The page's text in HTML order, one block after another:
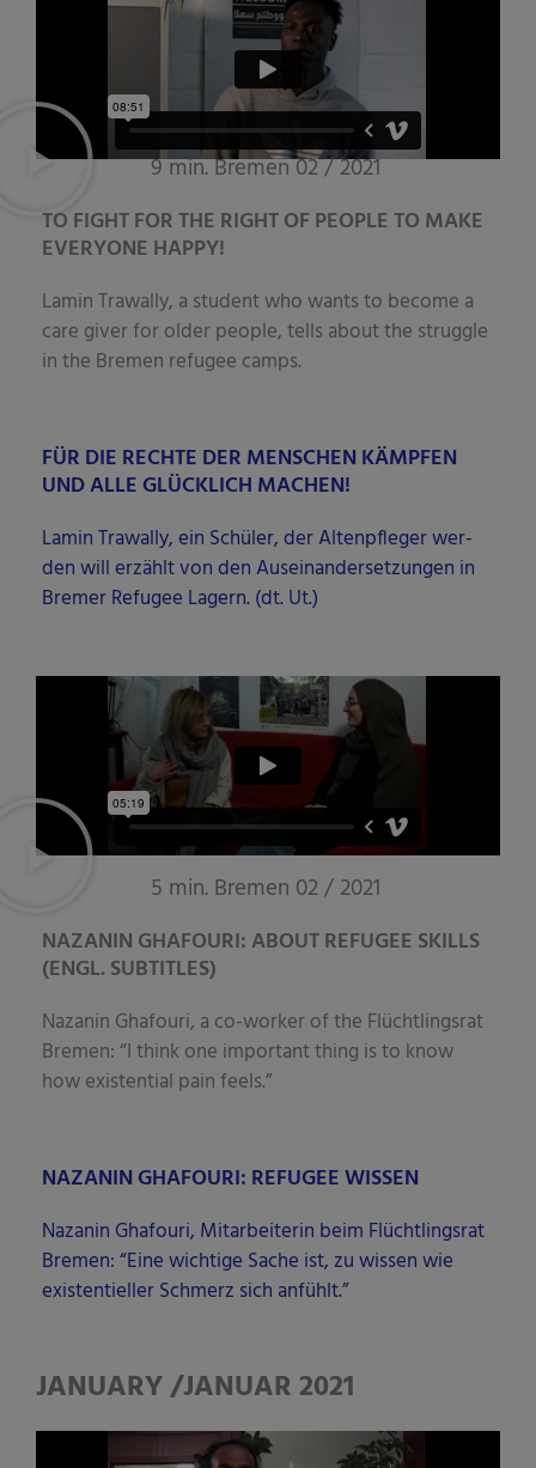
9 min. Bremen 02 / 2021
TO FIGHT FOR THE RIGHT OF PEOPLE TO MAKE
EVERYONE HAPPY!
Lamin Tra­wal­ly, a stu­dent who wants to beco­me a
care giver for older peo­p­le, tells about the strugg­le
in the Bre­men refu­gee camps.
FÜR DIE RECHTE DER MENSCHEN KÄMPFEN
UND ALLE GLÜCKLICH MACHEN!
Lamin Tra­wal­ly, ein Schü­ler, der Alten­pfle­ger wer­
den will erzählt von den Aus­ein­an­der­set­zun­gen in
Bre­mer Refu­gee Lagern. (dt. Ut.)
5 min. Bremen 02 / 2021
NAZANIN GHAFOURI: ABOUT REFUGEE SKILLS
(ENGL. SUBTITLES)
Naza­nin Gha­fou­ri, a co-worker of the Flücht­lings­rat
Bre­men: “I think one important thing is to know
how exis­ten­ti­al pain feels.”
NAZANIN GHAFOURI: REFUGEE WISSEN
Naza­nin Gha­fou­ri, Mit­ar­bei­te­rin beim Flücht­lings­rat
Bre­men: “Eine wich­ti­ge Sache ist, zu wis­sen wie
exis­ten­ti­el­ler Schmerz sich anfühlt.”
JANUARY /JANUAR 2021